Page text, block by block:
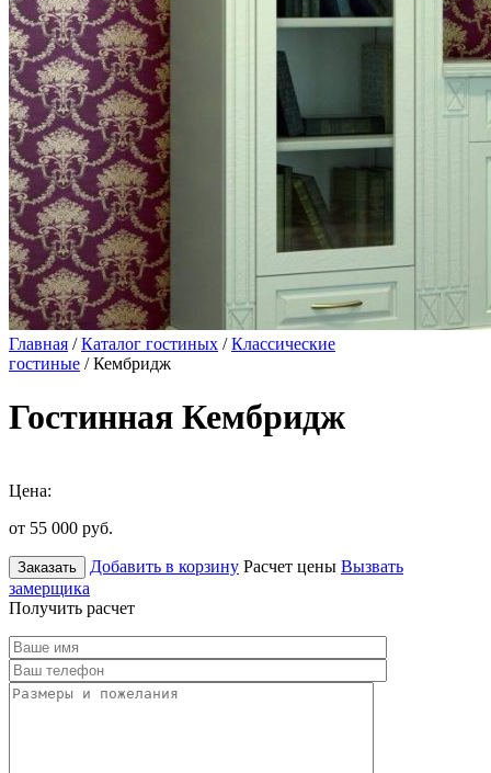
Главная /Каталог гостиных /Классические
гостиные / Кембридж
Гостинная Кембридж
Цена:
от 55 000 руб.
Заказать Добавить в корзину Расчет цены Вызвать
замерщика
Получить расчет